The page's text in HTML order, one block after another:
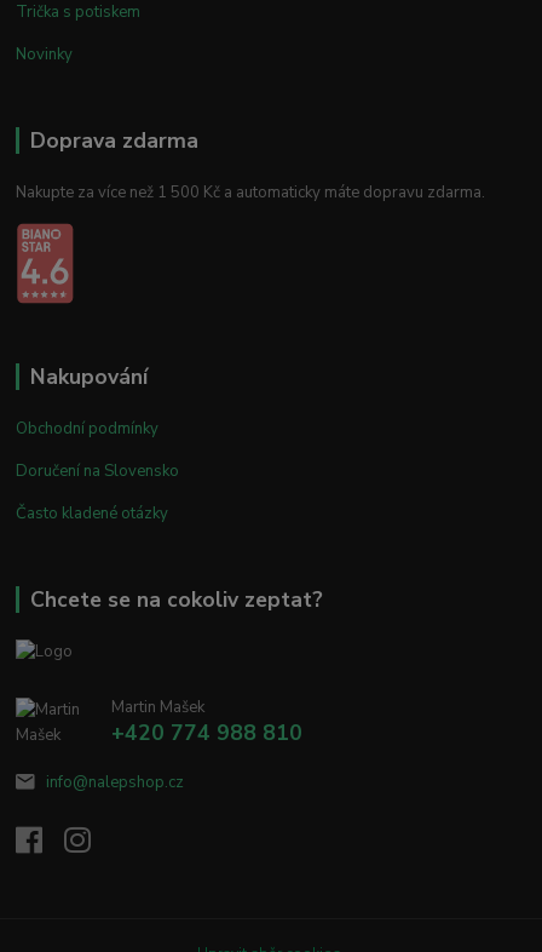
Trička s potiskem
Novinky
Doprava zdarma
Nakupte za více než 1 500 Kč a automaticky máte dopravu zdarma.
Nakupování
Obchodní podmínky
Doručení na Slovensko
Často kladené otázky
Chcete se na cokoliv zeptat?
Martin Mašek
+420 774 988 810
info@nalepshop.cz